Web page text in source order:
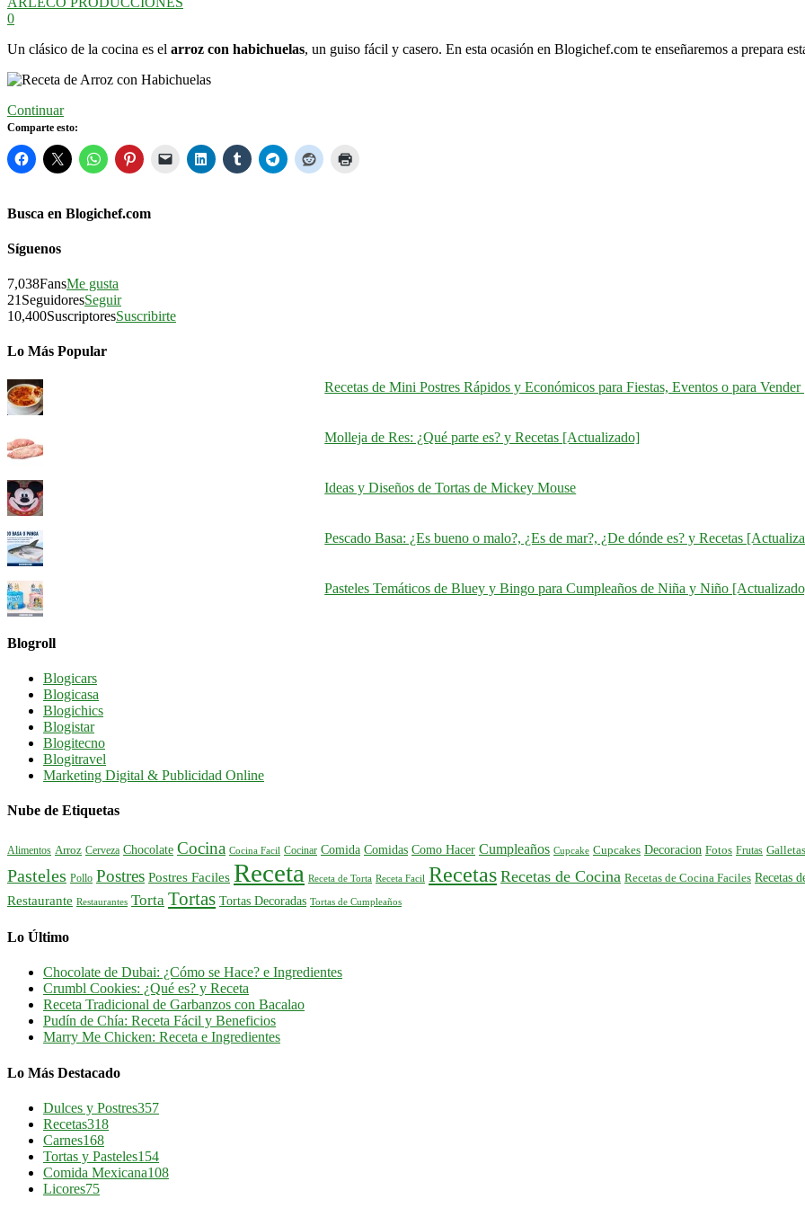
0
Un clásico de la cocina es el arroz con habichuelas, un guiso fácil y casero. En esta ocasión en Blogichef.com te enseñaremos a prepara
Continuar
Comparte esto:
Busca en Blogichef.com
Síguenos
7,038FansMe gusta
21 SeguidoresSeguir
10,400SuscriptoresSuscribirte
Lo Más Popular
Recetas de Mini Postres Rápidos y Económicos para Fiestas, Eventos o para
Molleja de Res: ¿Qué parte es? y Recetas [Actualizado]
Ideas y Diseños de Tortas de Mickey Mouse
Pescado Basa: ¿Es bueno o malo?, ¿Es de mar?, ¿De dónde es? y Recetas
Pasteles Temáticos de Bluey y Bingo para Cumpleaños de Niña y Niño
Blogroll
Blogicars
Blogicasa
Blogichics
Blogistar
Blogitecno
Blogitravel
Marketing Digital & Publicidad Online
Nube de Etiquetas
Alimentos Arroz Cerveza Chocolate Cocina Cocina Facil Cocinar Comida Comidas Como Hacer Cumpleaños Cupcake Cupcakes Decoracion Fotos Frutas Galletas
Pasteles Pollo Postres Postres Faciles Receta Receta de Torta Receta Facil Recetas Recetas de Cocina Recetas de Cocina Faciles Recetas
Restaurante Restaurantes Torta Tortas Tortas Decoradas Tortas de Cumpleaños
Lo Último
Chocolate de Dubai: ¿Cómo se Hace? e Ingredientes
Crumbl Cookies: ¿Qué es? y Receta
Receta Tradicional de Garbanzos con Bacalao
Pudín de Chía: Receta Fácil y Beneficios
Marry Me Chicken: Receta e Ingredientes
Lo Más Destacado
Dulces y Postres357
Recetas318
Carnes168
Tortas y Pasteles154
Comida Mexicana108
Licores75